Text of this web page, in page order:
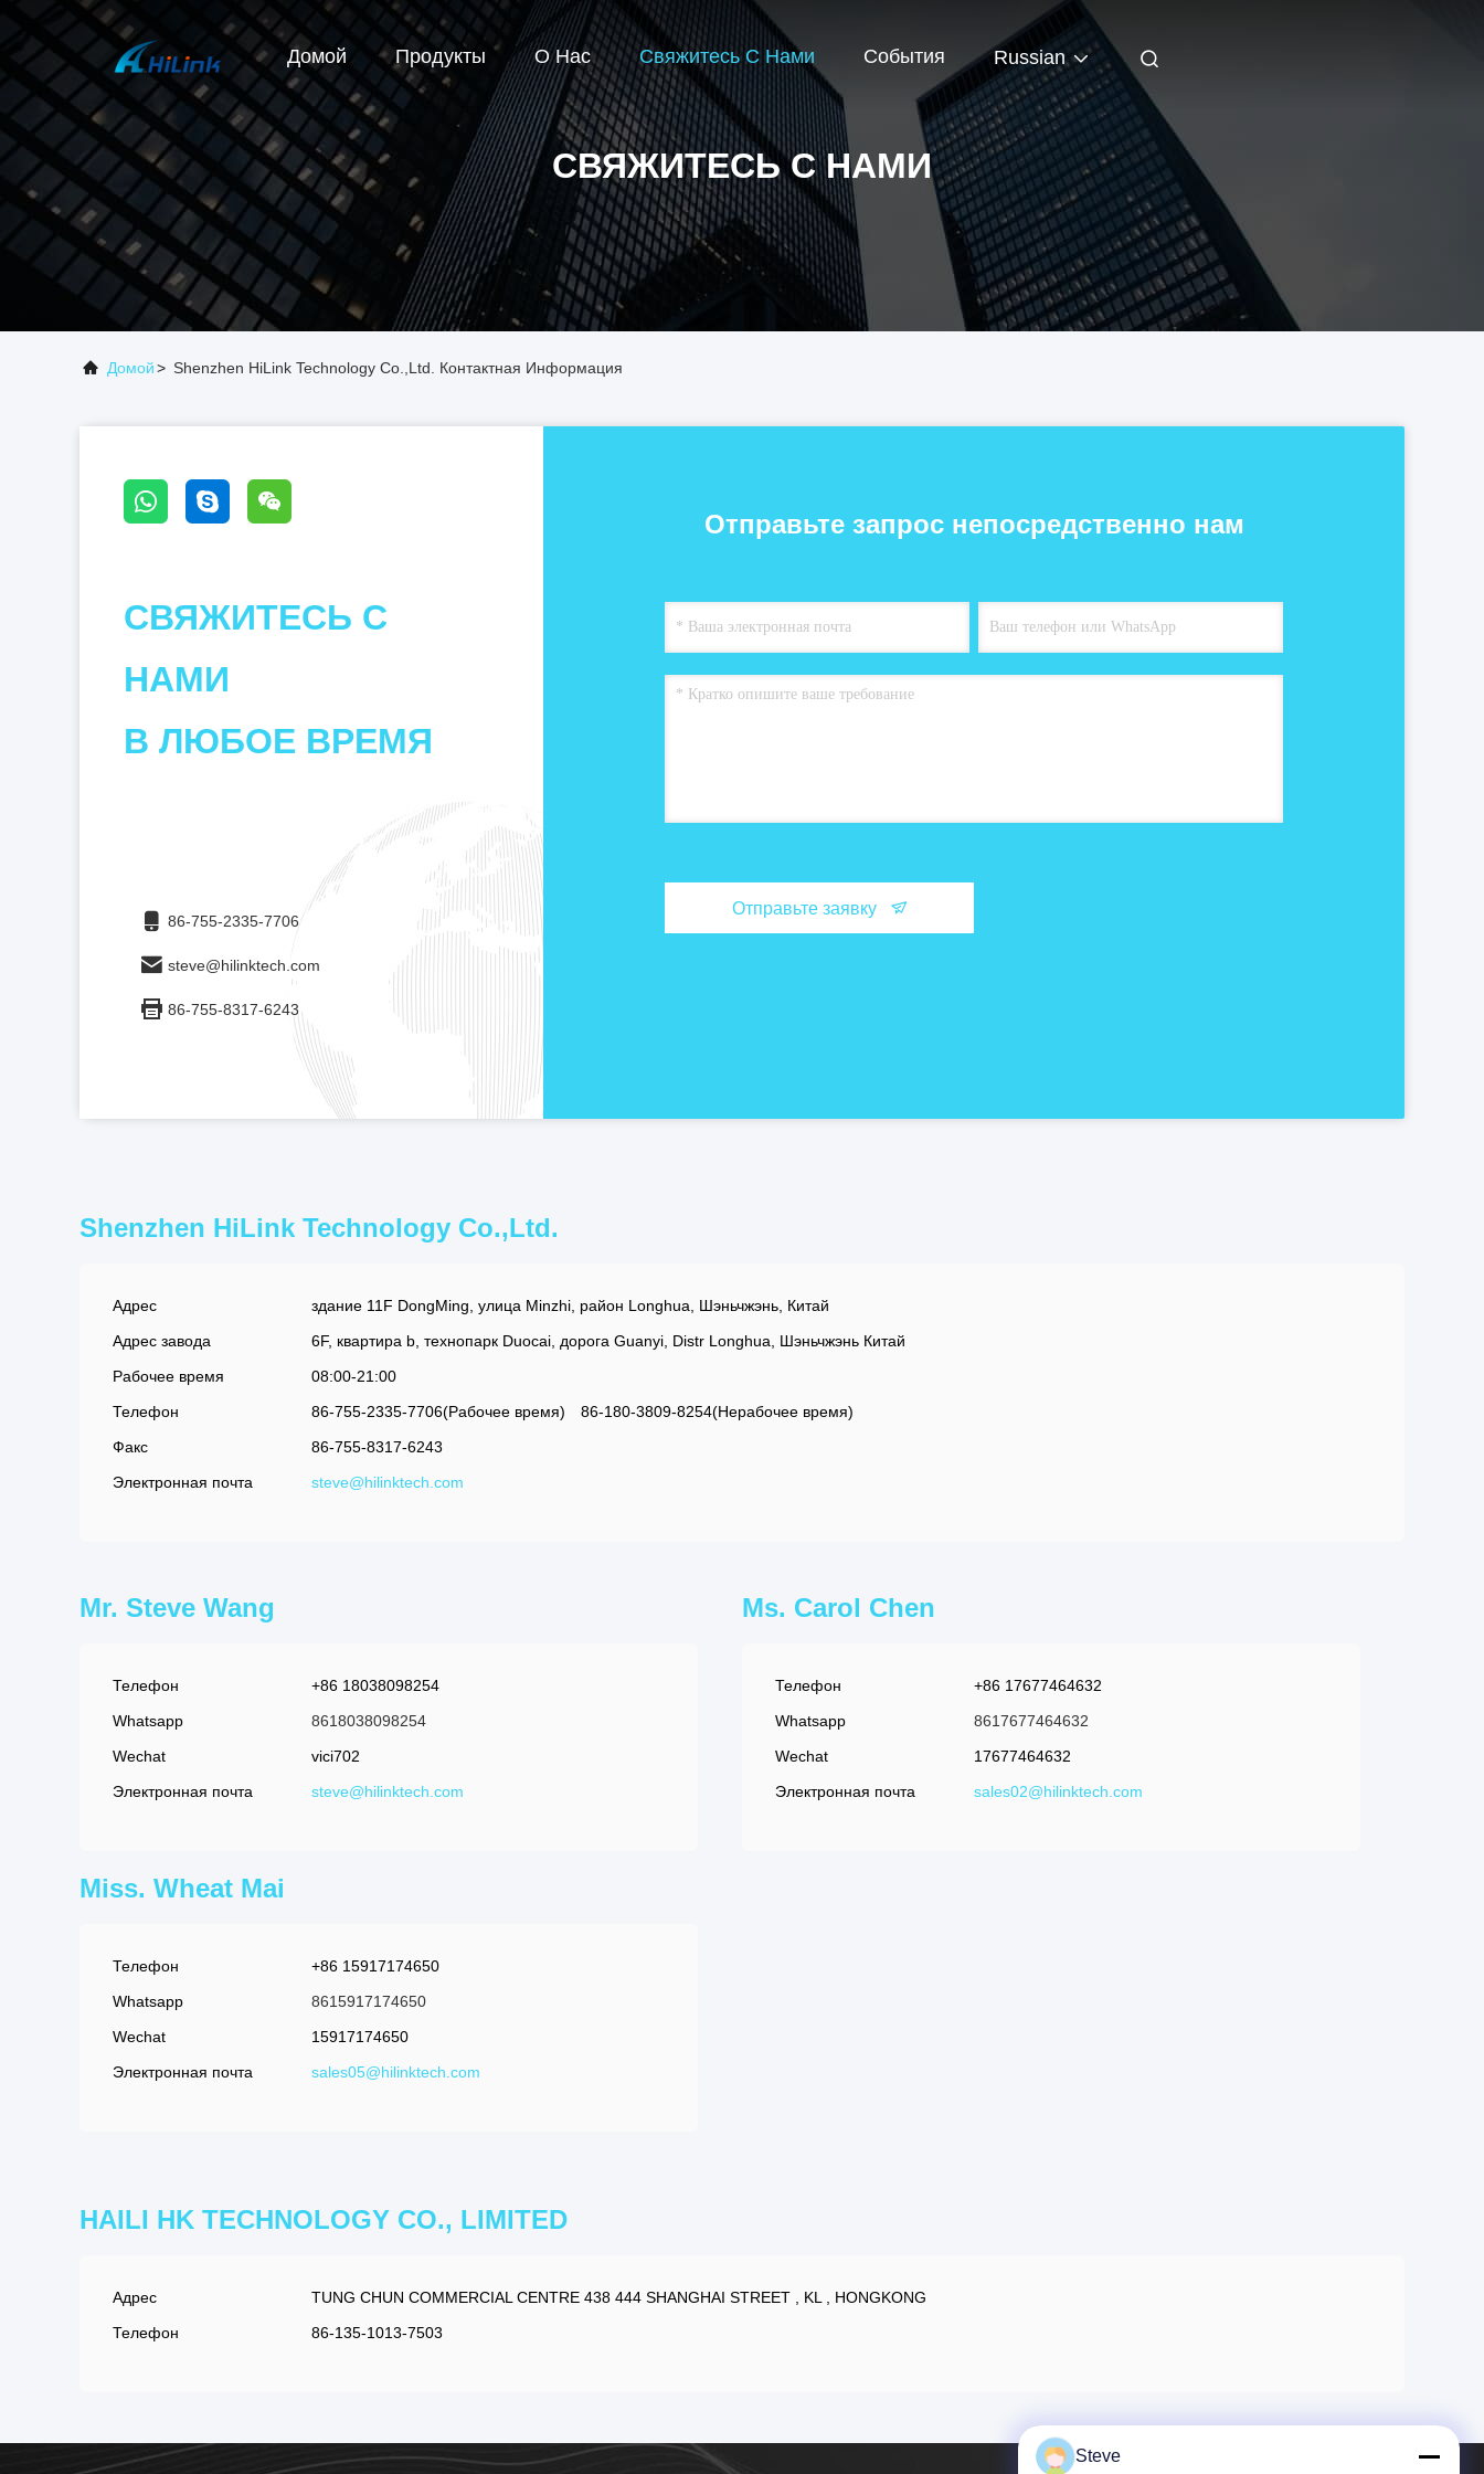
Домой Продукты О Нас Свяжитесь С Нами События Russian
СВЯЖИТЕСЬ С НАМИ
Домой> Shenzhen HiLink Technology Co.,Ltd. Контактная Информация
СВЯЖИТЕСЬ С
НАМИ
В ЛЮБОЕ ВРЕМЯ
86-755-2335-7706
steve@hilinktech.com
86-755-8317-6243
Отправьте запрос непосредственно нам
Отправьте заявку
Shenzhen HiLink Technology Co.,Ltd.
Адрес
здание 11F DongMing, улица Minzhi, район Longhua, Шэньчжэнь, Китай
Адрес завода
6F, квартира b, технопарк Duocai, дорога Guanyi, Distr Longhua, Шэньчжэнь Китай
Рабочее время
08:00-21:00
Телефон
86-755-2335-7706(Рабочее время)
86-180-3809-8254(Нерабочее время)
Факс
86-755-8317-6243
Электронная почта
steve@hilinktech.com
Mr. Steve Wang
Телефон
+86 18038098254
Whatsapp
8618038098254
Wechat
vici702
Электронная почта
steve@hilinktech.com
Ms. Carol Chen
Телефон
+86 17677464632
Whatsapp
8617677464632
Wechat
17677464632
Электронная почта
sales02@hilinktech.com
Miss. Wheat Mai
Телефон
+86 15917174650
Whatsapp
8615917174650
Wechat
15917174650
Электронная почта
sales05@hilinktech.com
HAILI HK TECHNOLOGY CO., LIMITED
Адрес
TUNG CHUN COMMERCIAL CENTRE 438 444 SHANGHAI STREET , KL , HONGKONG
Телефон
86-135-1013-7503
Steve